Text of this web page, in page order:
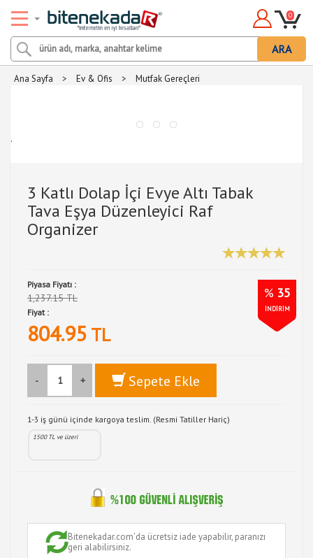
ARA
0
Ana Sayfa > Ev & Ofis > Mutfak Gereçleri
.
3 Katlı Dolap İçi Evye Altı Tabak
Tava Eşya Düzenleyici Raf
Organizer
Piyasa Fiyatı :
1,237.15 TL % 35
İNDİRİM
Fiyat :
804.95 TL
- + Sepete Ekle
1-3 iş günü içinde kargoya teslim. (Resmi Tatiller Hariç)
1500 TL ve üzeri
Bitenekadar.com'da ücretsiz iade yapabilir, paranızı
geri alabilirsiniz.